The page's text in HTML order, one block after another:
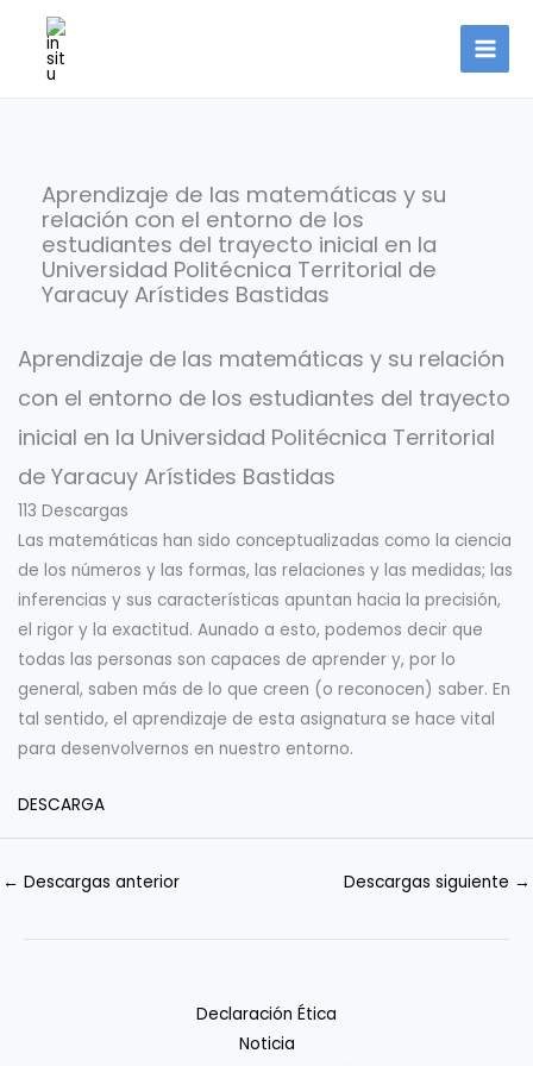
contenido
Aprendizaje de las matemáticas y su
relación con el entorno de los
estudiantes del trayecto inicial en la
Universidad Politécnica Territorial de
Yaracuy Arístides Bastidas
Aprendizaje de las matemáticas y su relación
con el entorno de los estudiantes del trayecto
inicial en la Universidad Politécnica Territorial
de Yaracuy Arístides Bastidas
113 Descargas
Las matemáticas han sido conceptualizadas como la ciencia
de los números y las formas, las relaciones y las medidas; las
inferencias y sus características apuntan hacia la precisión,
el rigor y la exactitud. Aunado a esto, podemos decir que
todas las personas son capaces de aprender y, por lo
general, saben más de lo que creen (o reconocen) saber. En
tal sentido, el aprendizaje de esta asignatura se hace vital
para desenvolvernos en nuestro entorno.
DESCARGA
← Descargas anterior Descargas siguiente →
Declaración Ética
Noticia